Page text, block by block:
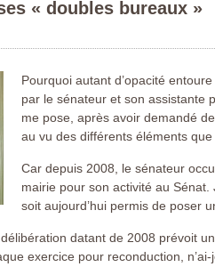
« doubles bureaux »
Pourquoi autant d’opacité
par le sénateur et son assistante
me pose, après avoir demandé
au vu des différents éléments que
Car depuis 2008, le sénateur
mairie pour son activité au Sénat.
soit aujourd’hui permis de poser
datant de 2008 prévoit
exercice pour reconduction,